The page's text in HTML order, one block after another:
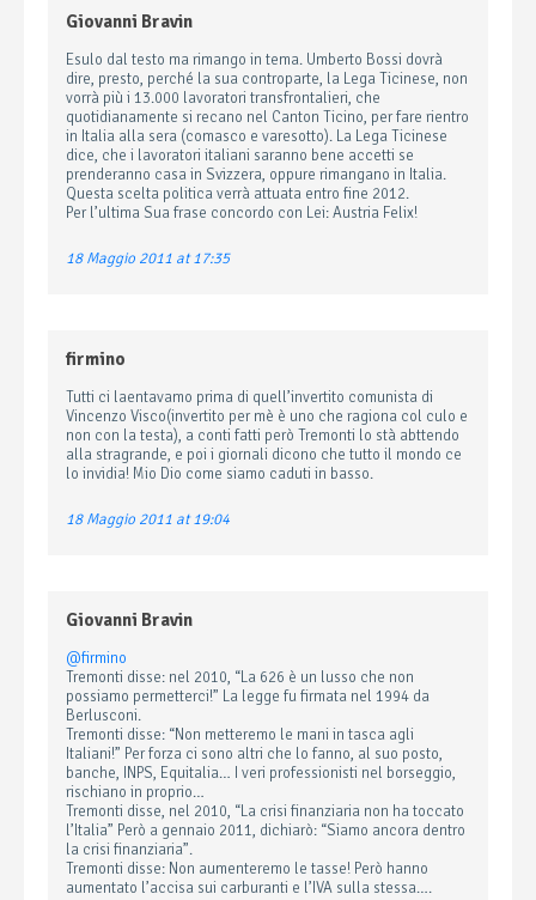
Giovanni Bravin
Esulo dal testo ma rimango in tema. Umberto Bossi dovrà
dire, presto, perché la sua controparte, la Lega Ticinese, non
vorrà più i 13.000 lavoratori transfrontalieri, che
quotidianamente si recano nel Canton Ticino, per fare rientro
in Italia alla sera (comasco e varesotto). La Lega Ticinese
dice, che i lavoratori italiani saranno bene accetti se
prenderanno casa in Svizzera, oppure rimangano in Italia.
Questa scelta politica verrà attuata entro fine 2012.
Per l’ultima Sua frase concordo con Lei: Austria Felix!
18 Maggio 2011 at 17:35
firmino
Tutti ci laentavamo prima di quell’invertito comunista di
Vincenzo Visco(invertito per mè è uno che ragiona col culo e
non con la testa), a conti fatti però Tremonti lo stà abttendo
alla stragrande, e poi i giornali dicono che tutto il mondo ce
lo invidia! Mio Dio come siamo caduti in basso.
18 Maggio 2011 at 19:04
Giovanni Bravin
@firmino
Tremonti disse: nel 2010, “La 626 è un lusso che non
possiamo permetterci!” La legge fu firmata nel 1994 da
Berlusconi.
Tremonti disse: “Non metteremo le mani in tasca agli
Italiani!” Per forza ci sono altri che lo fanno, al suo posto,
banche, INPS, Equitalia… I veri professionisti nel borseggio,
rischiano in proprio…
Tremonti disse, nel 2010, “La crisi finanziaria non ha toccato
l’Italia” Però a gennaio 2011, dichiarò: “Siamo ancora dentro
la crisi finanziaria”.
Tremonti disse: Non aumenteremo le tasse! Però hanno
aumentato l’accisa sui carburanti e l’IVA sulla stessa….